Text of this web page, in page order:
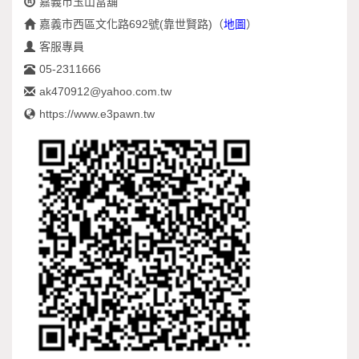
嘉義市西區文化路692號(靠世賢路) （地圖）
客服專員
05-2311666
ak470912@yahoo.com.tw
https://www.e3pawn.tw